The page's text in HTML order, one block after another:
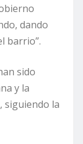
dando
barrio”.
sido
y la
siguiendo la